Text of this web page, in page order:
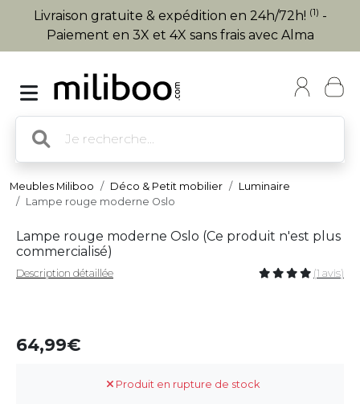
Livraison gratuite & expédition en 24h/72h! (1) -
Paiement en 3X et 4X sans frais avec Alma
Meubles Miliboo Déco & Petit mobilier
Luminaire
Lampe rouge moderne Oslo
Lampe rouge moderne Oslo (Ce produit n'est plus
commercialisé)
Description détaillée (1 avis)
64,99
Produit en rupture de stock